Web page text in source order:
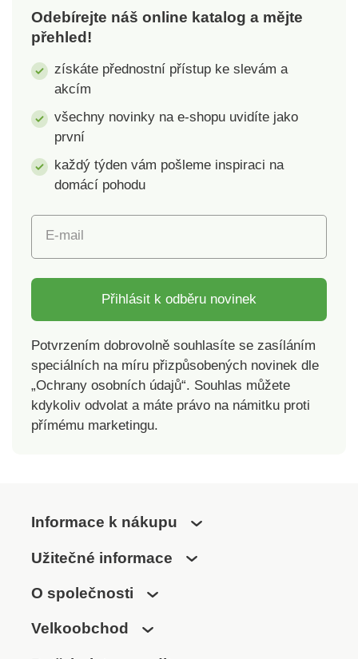
frekvenci. Pokud máte
frekvenci 40 MHz,
druhý tank se musí
27 MHz. Tank 2 ks
Otočná věž o 360 °
dálkové ovládání
Odebírejte náš online katalog a mějte
přehled!
získáte přednostní přístup ke slevám a
akcím
všechny novinky na e-shopu uvidíte jako
první
každý týden vám pošleme inspiraci na
domácí pohodu
E-mail
Přihlásit k odběru novinek
Potvrzením dobrovolně souhlasíte se zasíláním
speciálních na míru přizpůsobených novinek dle
„Ochrany osobních údajů“. Souhlas můžete
kdykoliv odvolat a máte právo na námitku proti
přímému marketingu.
Informace k nákupu
Užitečné informace
O společnosti
Velkoobchod